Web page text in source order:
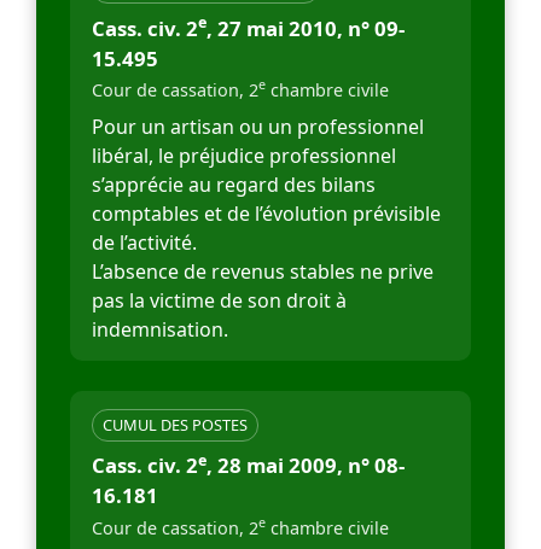
Cass. civ. 2e, 27 mai 2010, n° 09-
15.495
Cour de cassation, 2e chambre civile
Pour un artisan ou un professionnel
libéral, le préjudice professionnel
s’apprécie au regard des bilans
comptables et de l’évolution prévisible
de l’activité.
L’absence de revenus stables ne prive
pas la victime de son droit à
indemnisation.
CUMUL DES POSTES
Cass. civ. 2e, 28 mai 2009, n° 08-
16.181
Cour de cassation, 2e chambre civile